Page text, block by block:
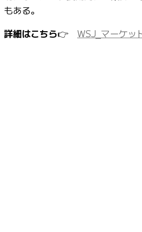
もある。
詳細はこちら👉 WSJ_マーケッ